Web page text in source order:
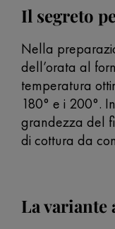
Il segreto
Nella
dell’orata al
temperatura
180° e i 200°.
grandezza del
di cottura da
La variante